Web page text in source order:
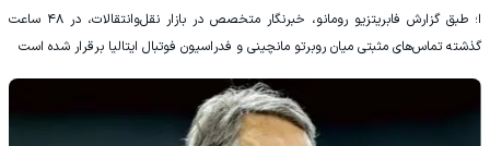
ا؛ طبق گزارش فابریتزیو رومانو، خبرنگار متخصص در بازار نقل‌وانتقالات، در ۴۸ ساعت
گذشته تماس‌های مثبتی میان روبرتو مانچینی و فدراسیون فوتبال ایتالیا برقرار شده است